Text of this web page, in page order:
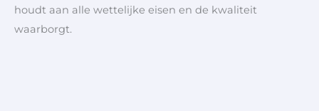
houdt aan alle wettelijke eisen en de kwaliteit
waarborgt.